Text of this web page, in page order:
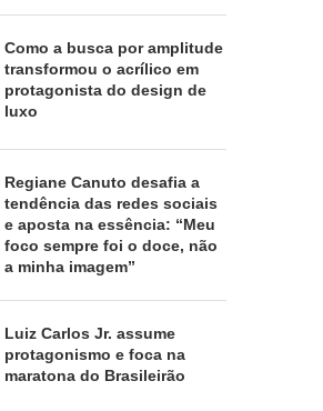
Como a busca por amplitude
transformou o acrílico em
protagonista do design de
luxo
Regiane Canuto desafia a
tendência das redes sociais
e aposta na essência: “Meu
foco sempre foi o doce, não
a minha imagem”
Luiz Carlos Jr. assume
protagonismo e foca na
maratona do Brasileirão